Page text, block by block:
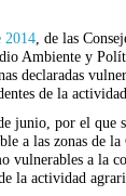
2014 , de las
Ambiente y
declaradas
de la
de junio, por el que
a las zonas de
vulnerables a la
la actividad